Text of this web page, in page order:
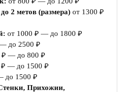
2 метов (размера) от 1300 ₽
от 1000 ₽ — до 1800 ₽
до 2500 ₽
₽ — до 800 ₽
₽ — до 1500 ₽
до 1500 ₽
Прихожии,